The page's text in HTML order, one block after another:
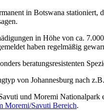
in Botswana
in Höhe von ca.
haben regelmäßig
beratungsresistenten
von Johannesburg nach
und Moremi Nationalpark
Moremi/Savuti Bereich.